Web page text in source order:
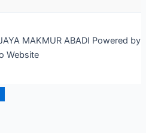
MAKMUR ABADI Powered by
Website